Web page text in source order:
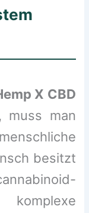
X CBD
muss man
besitzt
komplexe